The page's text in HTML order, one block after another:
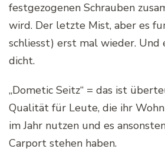
festgezogenen Schrauben
wird. Der letzte Mist, aber es
schliesst) erst mal wieder. Und
dicht.
„Dometic Seitz“ = das ist
Qualität für Leute, die ihr
im Jahr nutzen und es
Carport stehen haben.